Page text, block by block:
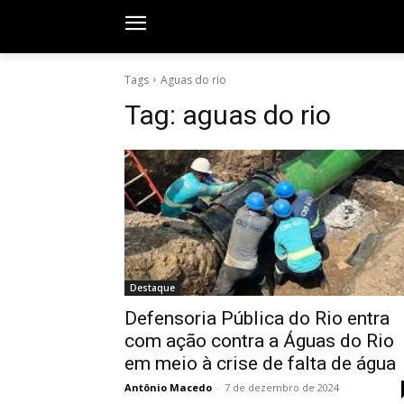
Tags Aguas do rio
Tag: aguas do rio
Destaque
Defensoria Pública do Rio entra
com ação contra a Águas do Rio
em meio à crise de falta de água
Antônio Macedo - 7 de dezembro de 2024